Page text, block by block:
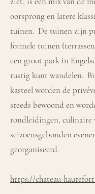
oorsprong en latere
tuinen. De tuinen zijn
formele tuinen
een groot park in
rustig kunt wandelen.
kasteel worden de
steeds bewoond en
rondleidingen, culinaire
seizoensgebonden
georganiseerd.
https://chateau-